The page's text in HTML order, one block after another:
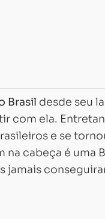
Brasil desde seu
com ela.
e se
na cabeça é uma